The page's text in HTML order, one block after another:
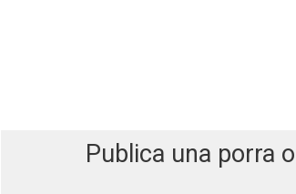
Publica una porra